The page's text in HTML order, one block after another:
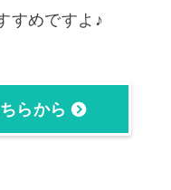
すめですよ♪
らから